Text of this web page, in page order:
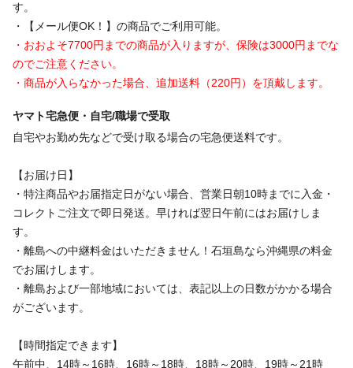
す。
・【メール便OK！】の商品でご利用可能。
・おおよそ7700円までの商品が入りますが、保険は3000円までな
のでご注意ください。
・商品が入らなかった場合、追加送料（220円）を頂戴します。
ヤマト宅急便・自宅/職場で受取
自宅やお勤め先などで受け取る場合の宅急便送料です。
【お届け日】
・特注商品やお届指定日がない場合、営業日朝10時までに入金・
コレクトご注文で即日発送。早ければ翌日午前にはお届けしま
す。
・離島への中継料金はいただきません！石垣島なら沖縄県の料金
でお届けします。
・離島および一部地域においては、表記以上の日数がかかる場合
がございます。
【時間指定できます】
午前中、14時～16時、16時～18時、18時～20時、19時～21時